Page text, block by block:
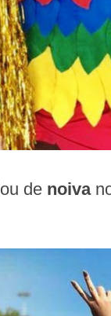
de noiva